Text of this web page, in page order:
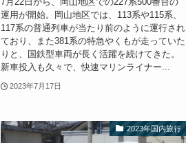
運用が開始。岡山地区では、113系や115系、
117系の普通列車が当たり前のように運行され
ており、また381系の特急やくもが走っていた
りと、国鉄型車両が長く活躍を続けてきた。
新車投入も久々で、快速マリンライナー...
2023年7月17日
2023年国内旅行